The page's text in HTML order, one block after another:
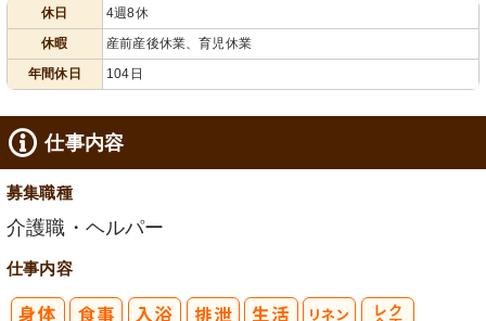
休日
4週8休
休暇
産前産後休業、育児休業
年間休日
104日
仕事内容
募集職種
介護職・ヘルパー
仕事内容